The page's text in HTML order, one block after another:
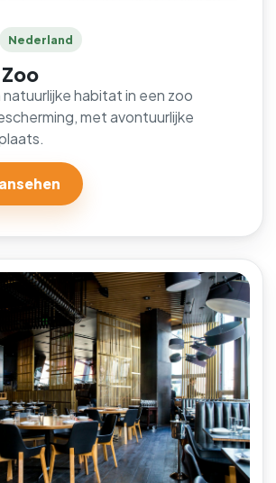
Nederland
natuurlijke habitat in een zoo
met avontuurlijke